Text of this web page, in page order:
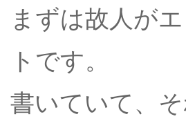
まずは故人が
トです。
書いていて、